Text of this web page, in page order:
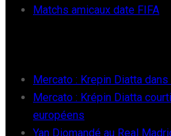
Matchs amicaux date FIFA
Mercato : Krepin Diatta
Mercato : Krépin Diatta
européens
Yan Diomandé au Real